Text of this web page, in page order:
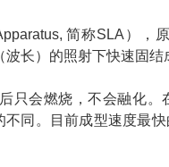
简称SLA），
长）的照射下快速固结
只会燃烧，不会融化。
同。目前成型速度最